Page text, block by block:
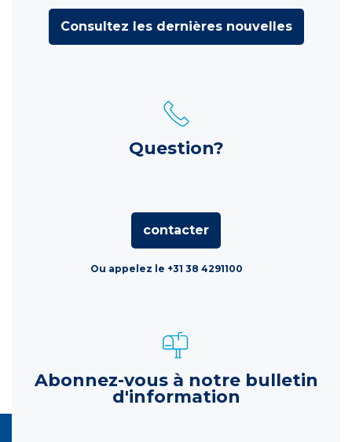
Consultez les dernières nouvelles
Question?
contacter
Ou appelez le +31 38 4291100
Abonnez-vous à notre bulletin
d'information